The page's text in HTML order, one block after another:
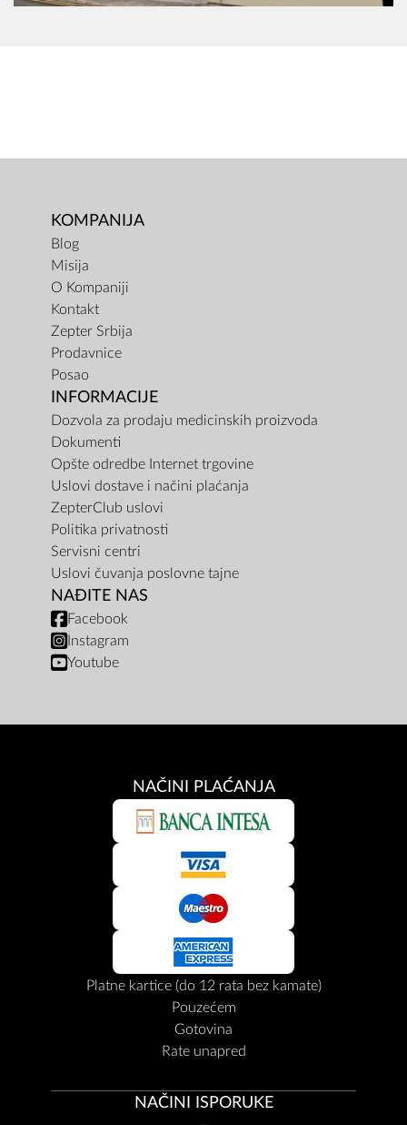
KOMPANIJA
Blog
Misija
O Kompaniji
Kontakt
Zepter Srbija
Prodavnice
Posao
INFORMACIJE
Dozvola za prodaju medicinskih proizvoda
Dokumenti
Opšte odredbe Internet trgovine
Uslovi dostave i načini plaćanja
ZepterClub uslovi
Politika privatnosti
Servisni centri
Uslovi čuvanja poslovne tajne
NAĐITE NAS
Facebook
Instagram
Youtube
NAČINI PLAĆANJA
Platne kartice (do 12 rata bez kamate)
Pouzećem
Gotovina
Rate unapred
NAČINI ISPORUKE